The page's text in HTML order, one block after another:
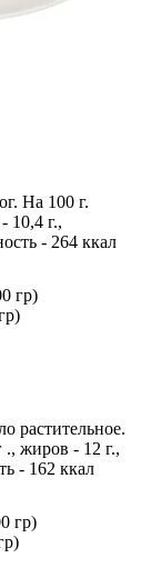
На 100 г.
10,4 г.,
- 264 ккал
растительное.
., жиров - 12 г.,
- 162 ккал